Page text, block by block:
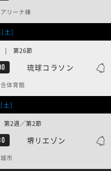
リーナ棟
[土]
琉球コラソン
| 第26節
体育館
[土]
堺リエゾン
2週／第2節
市